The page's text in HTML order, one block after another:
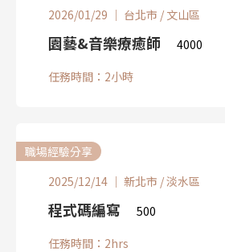
2026/01/29 ｜ 台北市 / 文山區
園藝&音樂療癒師
4000
任務時間：2小時
職場經驗分享
2025/12/14 ｜ 新北市 / 淡水區
程式碼編寫
500
任務時間：2hrs